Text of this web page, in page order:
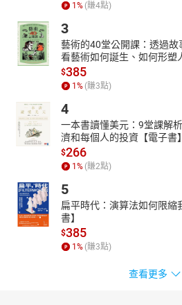
1 % (賺4點)
3
藝術的40堂公開課：透過故
看藝術如何誕生、如何形塑
$385
1 % (賺3點)
4
一本書讀懂美元：9堂課解
濟和每個人的投資【電子書】
$266
1 % (賺2點)
5
扁平時代：演算法如何限縮
書】
$385
1 % (賺3點)
查看更多